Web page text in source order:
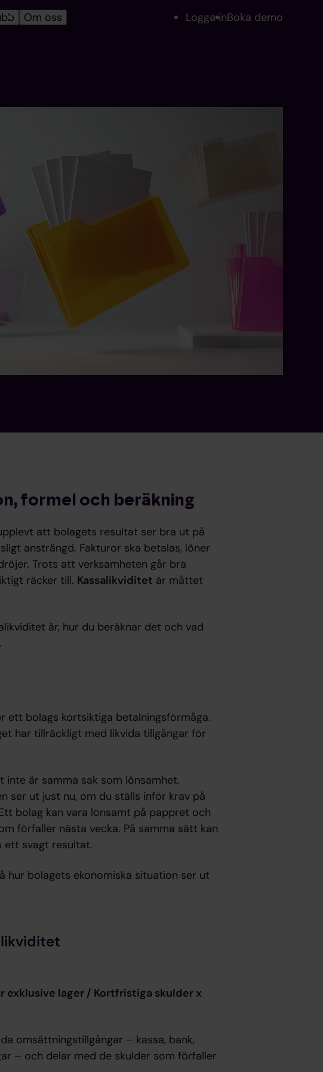
Om oss Logga inBoka demo
formel och beräkning
att bolagets resultat ser bra ut på
ansträngd. Fakturor ska betalas, löner
Trots att verksamheten går bra
räcker till. Kassalikviditet är måttet
är, hur du beräknar det och vad
ett bolags kortsiktiga betalningsförmåga.
har tillräckligt med likvida tillgångar för
är samma sak som lönsamhet.
ser ut just nu, om du ställs inför krav på
bolag kan vara lönsamt på pappret och
förfaller nästa vecka. På samma sätt kan
svagt resultat.
hur bolagets ekonomiska situation ser ut
lager / Kortfristiga skulder x
omsättningstillgångar – kassa, bank,
– och delar med de skulder som förfaller